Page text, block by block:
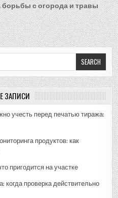
с огорода и травы
ЗАПИСИ
учесть перед печатью тиража:
продуктов: как
пригодится на участке
когда проверка действительно